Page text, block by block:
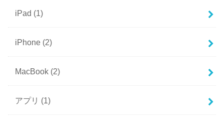
iPad (1)
iPhone (2)
MacBook (2)
アプリ (1)